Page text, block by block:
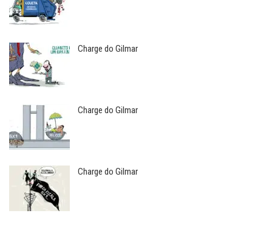
Charge do Gilmar
Charge do Gilmar
Charge do Gilmar